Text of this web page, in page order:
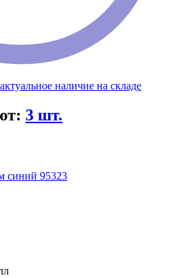
наличие на складе
3 шт.
синий 95323